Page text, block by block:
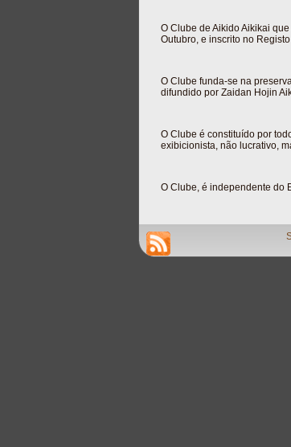
O Clube de Aikido Aikikai
Outubro, e inscrito no
O Clube funda-se na
difundido por Zaidan Hojin
O Clube é constituído por
exibicionista, não lucrativo,
O Clube, é independente do